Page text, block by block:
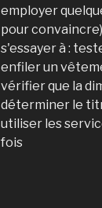
employer
pour convaincre)
s'essayer à :
enfiler un
vérifier que la
déterminer le
utiliser les
fois